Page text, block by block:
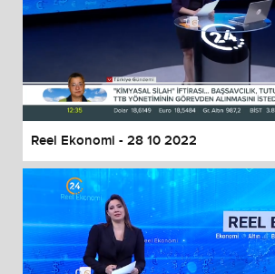
Reel Ekonomi - 28 10 2022